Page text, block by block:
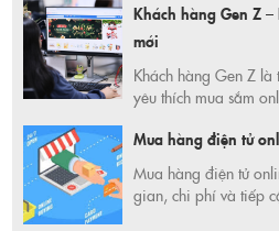
đầy tiềm năng này
Khách hàng Gen Z
mới
Khách hàng Gen Z
yêu thích mua sắm
của Gen Z tại 365
Mua hàng điện tử
Mua hàng điện tử
gian, chi phí và tiếp